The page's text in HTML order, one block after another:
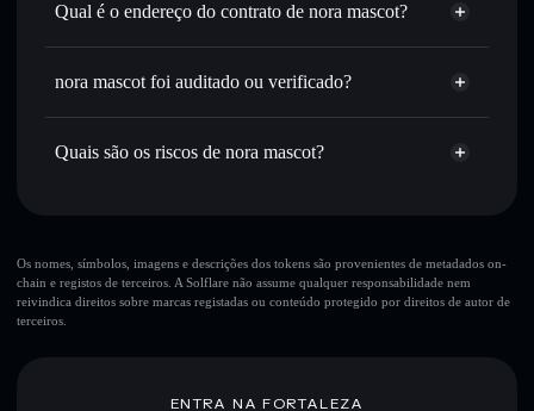
Enviar de forma privada
associar publicamente as carteiras usando o Agregador de
volume, capitalização de mercado e liquidez de NORA
Manter em segurança— guardar NORA numa carteira
Agregador de Privacidade
Qual é o endereço do contrato de nora mascot?
nora mascot
Solflare
nora mascot foi auditado ou verificado?
nora mascot não está verificado
Quais são os riscos de nora mascot?
10 principais carteiras
nora mascot
única carteira
Os nomes, símbolos, imagens e descrições dos tokens são provenientes de metadados on-
chain e registos de terceiros. A Solflare não assume qualquer responsabilidade nem
reivindica direitos sobre marcas registadas ou conteúdo protegido por direitos de autor de
terceiros.
ENTRA NA FORTALEZA